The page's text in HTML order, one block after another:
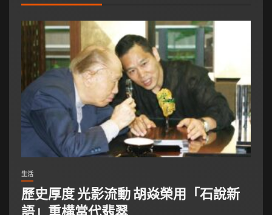
生活
歷史厚度 光影流動 胡焱榮用「石說新
語」重構當代翡翠